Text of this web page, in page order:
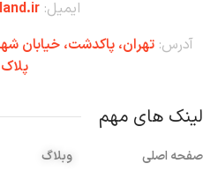
ایمیل:
آدرس:تهران،‌ پاکدشت، خیابان
پلاک
لینک های مهم
صفحه اصلی
وبلاگ